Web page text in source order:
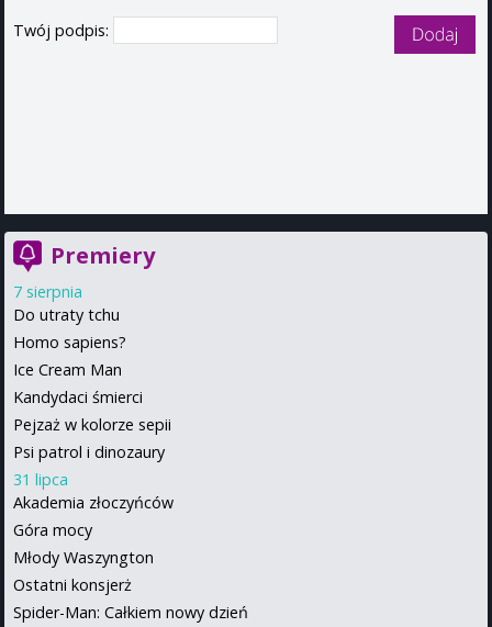
Twój podpis:
Premiery
7 sierpnia
Do utraty tchu
Homo sapiens?
Ice Cream Man
Kandydaci śmierci
Pejzaż w kolorze sepii
Psi patrol i dinozaury
31 lipca
Akademia złoczyńców
Góra mocy
Młody Waszyngton
Ostatni konsjerż
Spider-Man: Całkiem nowy dzień